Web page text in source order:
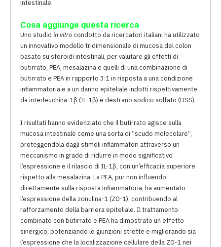
intestinale.
Cosa aggiunge questa ricerca
Uno studio in vitro condotto da ricercatori italiani ha utilizzato
un innovativo modello tridimensionale di mucosa del colon
basato su sferoidi intestinali, per valutare gli effetti di
butirrato, PEA, mesalazina e quelli di una combinazione di
butirrato e PEA in rapporto 3:1 in risposta a una condizione
infiammatoria e a un danno epiteliale indotti rispettivamente
da interleuchina-1β (IL-1β) e destrano sodico solfato (DSS).
I risultati hanno evidenziato che il butirrato agisce sulla
mucosa intestinale come una sorta di “scudo molecolare”,
proteggendola dagli stimoli infiammatori attraverso un
meccanismo in grado di ridurre in modo significativo
l’espressione e il rilascio di IL-1β, con un’efficacia superiore
rispetto alla mesalazina. La PEA, pur non influendo
direttamente sulla risposta infiammatoria, ha aumentato
l’espressione della zonulina-1 (ZO-1), contribuendo al
rafforzamento della barriera epiteliale. Il trattamento
combinato con butirrato e PEA ha dimostrato un effetto
sinergico, potenziando le giunzioni strette e migliorando sia
l’espressione che la localizzazione cellulare della ZO-1 nei